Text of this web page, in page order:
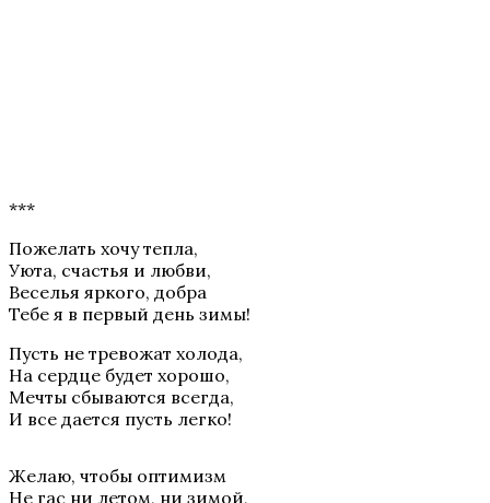
***
Пожелать хочу тепла,
Уюта, счастья и любви,
Веселья яркого, добра
Тебе я в первый день зимы!
Пусть не тревожат холода,
На сердце будет хорошо,
Мечты сбываются всегда,
И все дается пусть легко!
Желаю, чтобы оптимизм
Не гас ни летом, ни зимой,